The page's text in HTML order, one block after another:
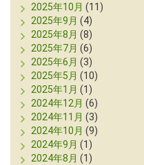
2025年10月 (11)
2025年9月 (4)
2025年8月 (8)
2025年7月 (6)
2025年6月 (3)
2025年5月 (10)
2025年1月 (1)
2024年12月 (6)
2024年11月 (3)
2024年10月 (9)
2024年9月 (1)
2024年8月 (1)